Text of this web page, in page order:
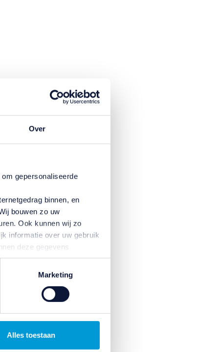
Over
gepersonaliseerde
binnen, en
bouwen zo uw
Ook kunnen wij zo
informatie over uw gebruik
deze gegevens
basis van uw gebruik van
intrekken door te
Marketing
Alles toestaan